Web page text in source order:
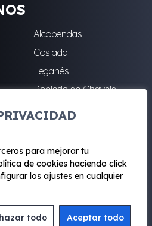
para mejorar tu
de cookies haciendo click
los ajustes en cualquier
todo Aceptar todo
Alcobendas
Coslada
Leganés
Robledo de Chavela
Renting Mad